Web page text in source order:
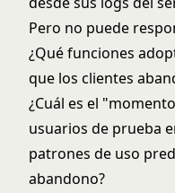
Pero no puede
¿Qué funciones
que los clientes
¿Cuál es el
usuarios de prueba
patrones de uso
abandono?